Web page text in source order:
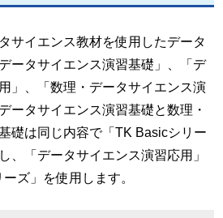
サイエンス教材を使用したデータ
ータサイエンス演習基礎」、「デ
」、「数理・データサイエンス演
ータサイエンス演習基礎と数理・
礎は同じ内容で「TK Basicシリー
、「データサイエンス演習応用」
ズ」を使用します。